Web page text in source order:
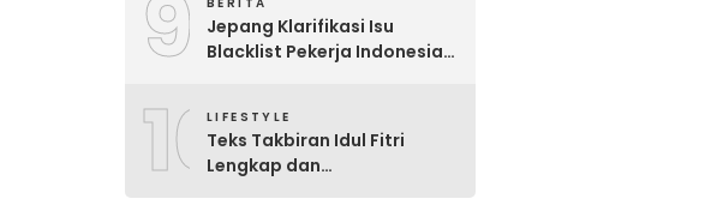
9
Jepang Klarifikasi Isu
Blacklist Pekerja Indonesia,
10LIFESTYLE
Teks Takbiran Idul Fitri
Lengkap dan